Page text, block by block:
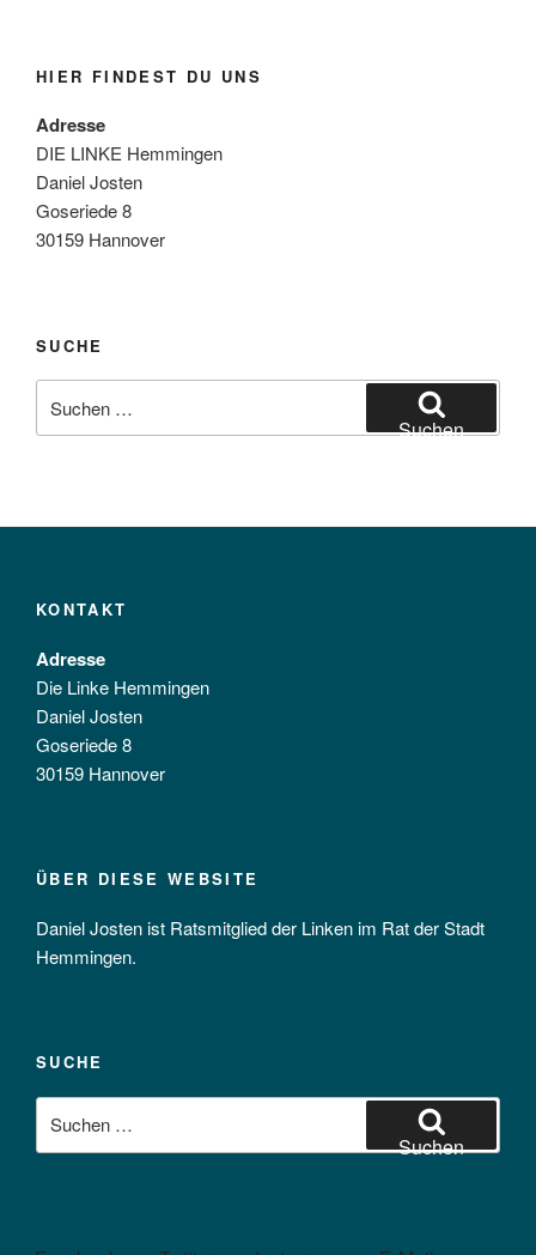
HIER FINDEST DU UNS
Adresse
DIE LINKE Hemmingen
Daniel Josten
Goseriede 8
30159 Hannover
SUCHE
nach:
Suchen
KONTAKT
Adresse
Die Linke Hemmingen
Daniel Josten
Goseriede 8
30159 Hannover
ÜBER DIESE WEBSITE
Daniel Josten ist Ratsmitglied der Linken im Rat der Stadt
Hemmingen.
SUCHE
nach:
Suchen